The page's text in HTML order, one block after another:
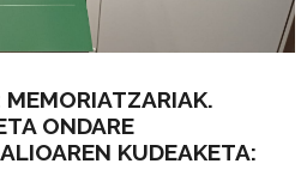
ONDARE
KUDEAKETA: